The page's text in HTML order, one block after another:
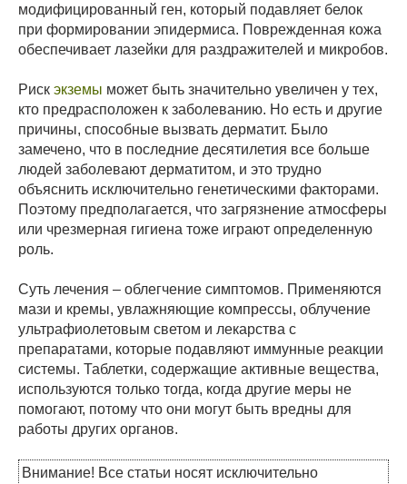
модифицированный ген, который подавляет белок
при формировании эпидермиса. Поврежденная кожа
обеспечивает лазейки для раздражителей и микробов.
Риск экземы может быть значительно увеличен у тех,
кто предрасположен к заболеванию. Но есть и другие
причины, способные вызвать дерматит. Было
замечено, что в последние десятилетия все больше
людей заболевают дерматитом, и это трудно
объяснить исключительно генетическими факторами.
Поэтому предполагается, что загрязнение атмосферы
или чрезмерная гигиена тоже играют определенную
роль.
Суть лечения – облегчение симптомов. Применяются
мази и кремы, увлажняющие компрессы, облучение
ультрафиолетовым светом и лекарства с
препаратами, которые подавляют иммунные реакции
системы. Таблетки, содержащие активные вещества,
используются только тогда, когда другие меры не
помогают, потому что они могут быть вредны для
работы других органов.
Внимание! Все статьи носят исключительно